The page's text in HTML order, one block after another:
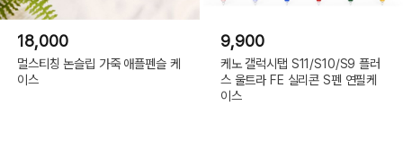
18,000
멀스티칭 논슬립 가죽 애플펜슬 케
이스
9,900
케노 갤럭시탭 S11/S10/S9 플러
스 울트라 FE 실리콘 S펜 연필케
이스